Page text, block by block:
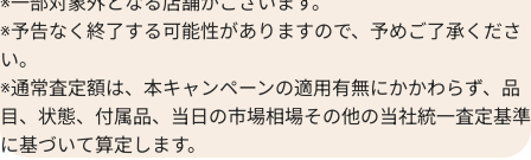
※予告なく終了する可能性がありますので、予めご了承くださ
い。
※通常査定額は、本キャンペーンの適用有無にかかわらず、品
目、状態、付属品、当日の市場相場その他の当社統一査定基準
に基づいて算定します。